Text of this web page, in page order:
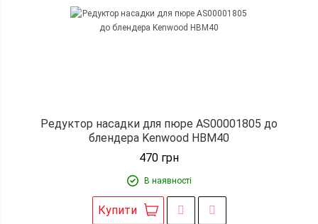
Редуктор насадки для пюре AS00001805 до
блендера Kenwood HBM40
470 грн
В наявності
Купити